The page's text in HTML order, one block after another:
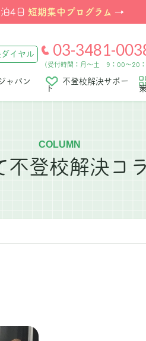
4日 短期集中プログラム →
イヤル 03-3481-
（受付時間：月～土 9：00～20：
ャパン 不登校解決サポー
ト
COLUMN
不登校解決コ